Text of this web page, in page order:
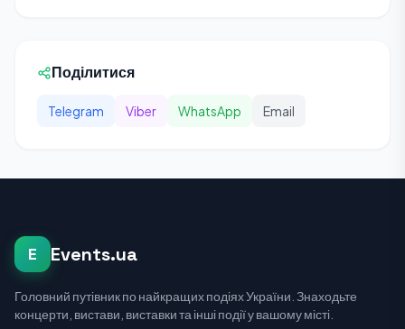
Поділитися
Telegram Viber WhatsApp Email
E Events.ua
Головний путівник по найкращих подіях України. Знаходьте
концерти, вистави, виставки та інші події у вашому місті.